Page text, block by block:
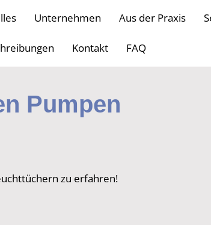
Unternehmen Aus der Praxis
Kontakt FAQ
Pumpen
zu erfahren!